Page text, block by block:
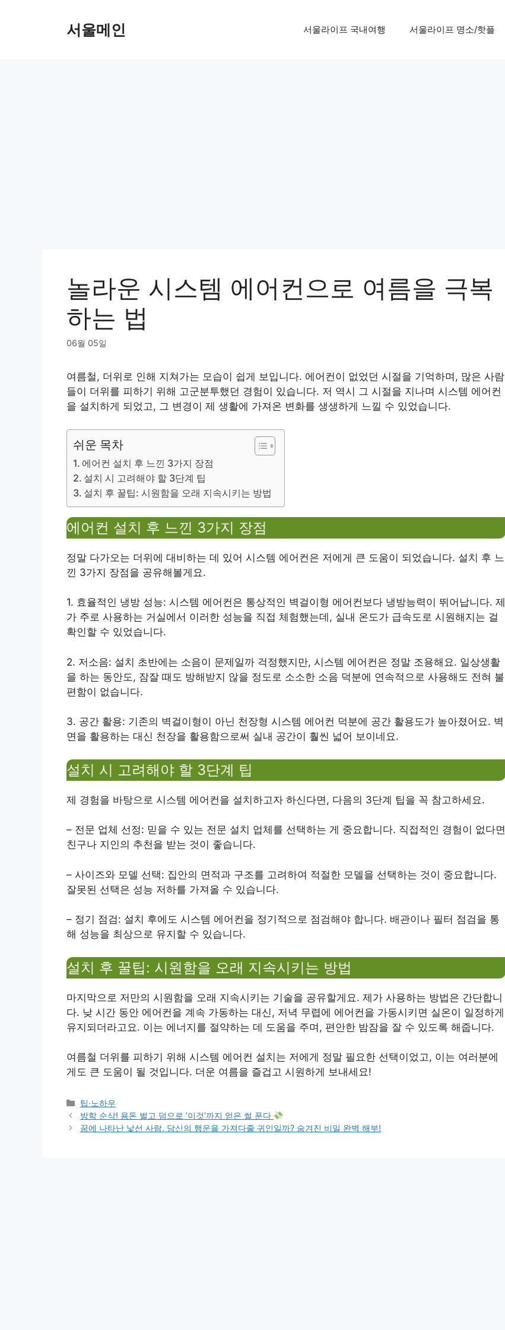
서울메인 서울라이프 국내여행 서울라이프 명소/핫플
놀라운 시스템 에어컨으로 여름을 극복
하는 법
06월 05일
여름철, 더위로 인해 지쳐가는 모습이 쉽게 보입니다. 에어컨이 없었던 시절을 기억하며, 많은 사람
들이 더위를 피하기 위해 고군분투했던 경험이 있습니다. 저 역시 그 시절을 지나며 시스템 에어컨
을 설치하게 되었고, 그 변경이 제 생활에 가져온 변화를 생생하게 느낄 수 있었습니다.
쉬운 목차
에어컨 설치 후 느낀 3가지 장점
설치 시 고려해야 할 3단계 팁
설치 후 꿀팁: 시원함을 오래 지속시키는 방법
에어컨 설치 후 느낀 3가지 장점
정말 다가오는 더위에 대비하는 데 있어 시스템 에어컨은 저에게 큰 도움이 되었습니다. 설치 후 느
낀 3가지 장점을 공유해볼게요.
1. 효율적인 냉방 성능: 시스템 에어컨은 통상적인 벽걸이형 에어컨보다 냉방능력이 뛰어납니다. 제
가 주로 사용하는 거실에서 이러한 성능을 직접 체험했는데, 실내 온도가 급속도로 시원해지는 걸
확인할 수 있었습니다.
2. 저소음: 설치 초반에는 소음이 문제일까 걱정했지만, 시스템 에어컨은 정말 조용해요. 일상생활
을 하는 동안도, 잠잘 때도 방해받지 않을 정도로 소소한 소음 덕분에 연속적으로 사용해도 전혀 불
편함이 없습니다.
3. 공간 활용: 기존의 벽걸이형이 아닌 천장형 시스템 에어컨 덕분에 공간 활용도가 높아졌어요. 벽
면을 활용하는 대신 천장을 활용함으로써 실내 공간이 훨씬 넓어 보이네요.
설치 시 고려해야 할 3단계 팁
제 경험을 바탕으로 시스템 에어컨을 설치하고자 하신다면, 다음의 3단계 팁을 꼭 참고하세요.
– 전문 업체 선정: 믿을 수 있는 전문 설치 업체를 선택하는 게 중요합니다. 직접적인 경험이 없다면
친구나 지인의 추천을 받는 것이 좋습니다.
– 사이즈와 모델 선택: 집안의 면적과 구조를 고려하여 적절한 모델을 선택하는 것이 중요합니다.
잘못된 선택은 성능 저하를 가져올 수 있습니다.
– 정기 점검: 설치 후에도 시스템 에어컨을 정기적으로 점검해야 합니다. 배관이나 필터 점검을 통
해 성능을 최상으로 유지할 수 있습니다.
설치 후 꿀팁: 시원함을 오래 지속시키는 방법
마지막으로 저만의 시원함을 오래 지속시키는 기술을 공유할게요. 제가 사용하는 방법은 간단합니
다. 낮 시간 동안 에어컨을 계속 가동하는 대신, 저녁 무렵에 에어컨을 가동시키면 실온이 일정하게
유지되더라고요. 이는 에너지를 절약하는 데 도움을 주며, 편안한 밤잠을 잘 수 있도록 해줍니다.
여름철 더위를 피하기 위해 시스템 에어컨 설치는 저에게 정말 필요한 선택이었고, 이는 여러분에
게도 큰 도움이 될 것입니다. 더운 여름을 즐겁고 시원하게 보내세요!
Categories
팁·노하우
방학 순삭! 용돈 벌고 덤으로 ‘이것’까지 얻은 썰 푼다
꿈에 나타난 낯선 사람, 당신의 행운을 가져다줄 귀인일까? 숨겨진 비밀 완벽 해부!